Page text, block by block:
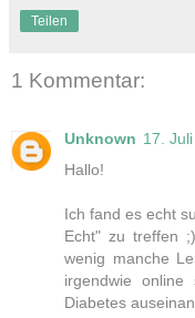
Teilen
1 Kommentar:
Unknown 17.
Hallo!
Ich fand es echt
Echt" zu treffen
wenig manche
irgendwie
Diabetes